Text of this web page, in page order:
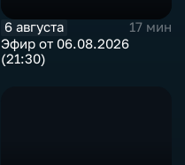
6 августа
17 мин
Эфир от 06.08.2026
(21:30)